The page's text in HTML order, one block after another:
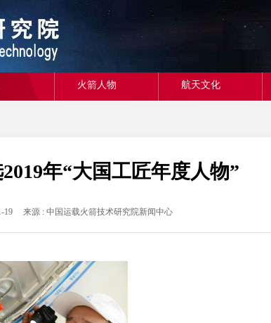
火箭人物 航天文化
年“大国工匠年度人物”
19 来源 : 中国运载火箭技术研究院新闻中心